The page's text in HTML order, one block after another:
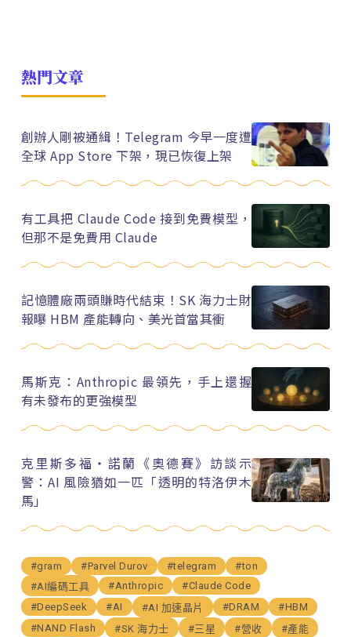
熱門文章
創辦人剛被通緝！Telegram 今早一度遭
全球 App Store 下架，現已恢復上架
有工具把 Claude Code 接到免費模型，
但那不是免費用 Claude
記憶體廠兩頭賺時代結束！SK 海力士財
報曝 HBM 產能轉向、美光首當其衝
馬斯克：Anthropic 最領先，手上還握
有未發布的更強模型
克里斯多福・諾蘭《奧德賽》訪談示
警：AI 風險猶如一匹「透明的特洛伊木
馬」
#gram #Parvel Durov #telegram
#ton
#AI編碼工具
#Anthropic
#Claude Code
#DeepSeek
#AI #AI 加速晶片 #DRAM
#HBM
#NAND Flash
#SK 海力士 #三星 #營收
#產能